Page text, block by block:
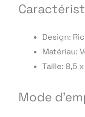
Design:
Matériau:
Taille: 8,5
Mode